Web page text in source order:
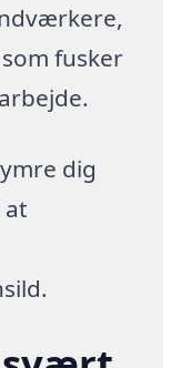
fusker
dig
at